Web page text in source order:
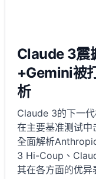
Claude 3震
+Gemini被
析
Claude 3的下一
在主要基准测试
全面解析
3 Hi-Coup、
其在各方面的优异